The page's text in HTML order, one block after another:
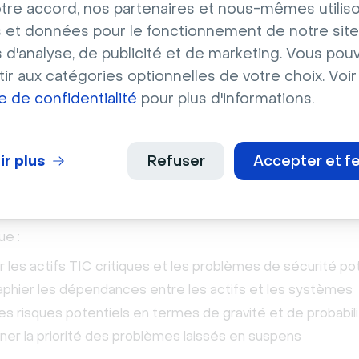
accord, nos partenaires et nous-mêmes
et données pour le fonctionnement de notre site
d'analyse, de publicité et de marketing. Vous
aux catégories optionnelles de votre choix.
de confidentialité pour plus d'informations.
Accepter et
Refuser
plus
soit relativement complexe, la loi repose sur cinq
facultative mais recommandée.
et gouvernance des risques TIC
de leur propre gestion des risques. Chaque
ses propres lignes directrices pour la gestion des
:
les actifs TIC critiques et les problèmes de sécurité
les dépendances entre les actifs et les systèmes
risques potentiels en termes de gravité et de
la priorité des problèmes laissés en suspens